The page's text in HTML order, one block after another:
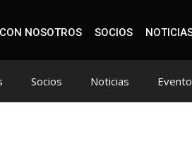
NOSOTROS SOCIOS
Socios Noticias